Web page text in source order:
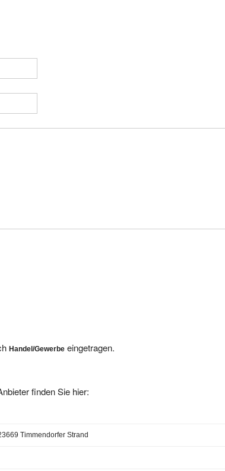
Handel/Gewerbe eingetragen.
finden Sie hier:
Timmendorfer Strand